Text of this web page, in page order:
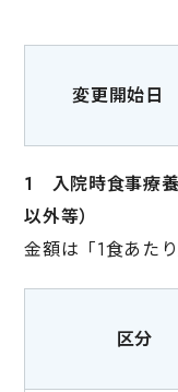
変更開始日
1 入院時食事療
以外等）
金額は「1食あた
区分